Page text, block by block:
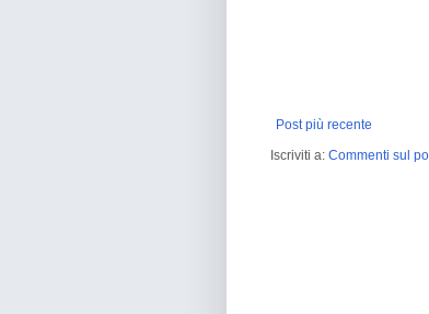
Post più recente
Iscriviti a: Commenti sul